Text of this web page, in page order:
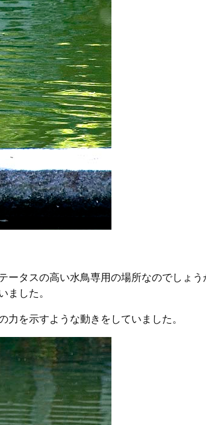
タスの高い水鳥専用の場所なのでしょう
ました。
を示すような動きをしていました。